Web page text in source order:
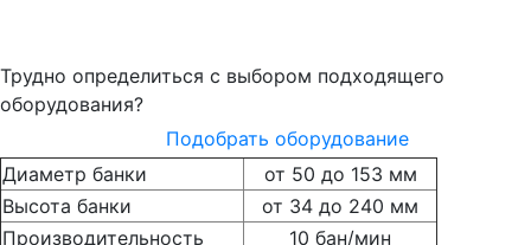
Трудно определиться с выбором подходящего
оборудования?
Подобрать оборудование
Диаметр банки
от 50 до 153 мм
Высота банки
от 34 до 240 мм
Производительность
10 бан/мин